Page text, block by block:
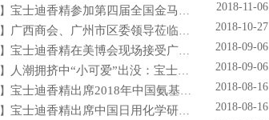
】 宝士迪香精参加第四届全国金马争霸赛拓展启动大会仪式
2018-11-06
】 广西商会、广州市区委领导莅临宝士迪公司和工厂进行参观指导工作
2018-10-27
】 宝士迪香精在美博会现场接受广东电视台采访
2018-09-06
】 人潮拥挤中“小可爱”出没：宝士迪香精闪现美博会玩high了！
2018-09-06
】 宝士迪香精出席2018年中国氨基酸型表面活性剂高峰论坛
2018-08-16
】 宝士迪香精出席中国日用化学研究院主办的理事会2018年工作会议
2018-08-16